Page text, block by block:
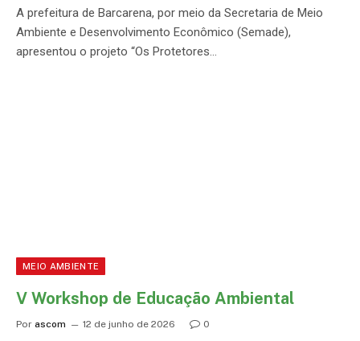
A prefeitura de Barcarena, por meio da Secretaria de Meio
Ambiente e Desenvolvimento Econômico (Semade),
apresentou o projeto “Os Protetores…
MEIO AMBIENTE
V Workshop de Educação Ambiental
Por ascom 12 de junho de 2026 0